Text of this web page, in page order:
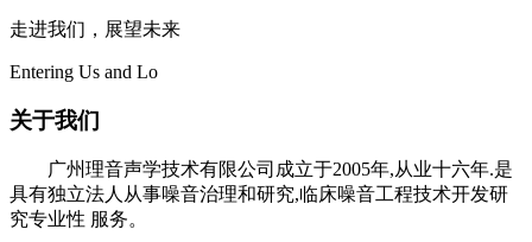
走进我们，展望未来
Entering Us and Lo
关于我们
广州理音声学技术有限公司成立于2005年,从业十六年.是
具有独立法人从事噪音治理和研究,临床噪音工程技术开发研
究专业性 服务。